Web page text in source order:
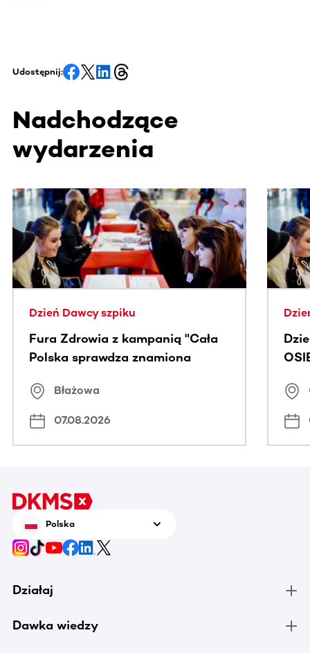
Udostępnij:
Nadchodzące
wydarzenia
Ta sekcja zawiera treści przewijane w poziomie. Użyj
Dzień Dawcy szpiku
Fura Zdrowia z kampanią "Cała
Polska sprawdza znamiona
Błażowa
07.08.2026
Polska
Działaj
Dawka wiedzy